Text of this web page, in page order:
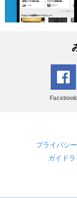
Facebook
プライバシ
ガイドラ